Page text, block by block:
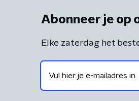
Abonneer je op
Elke zaterdag het